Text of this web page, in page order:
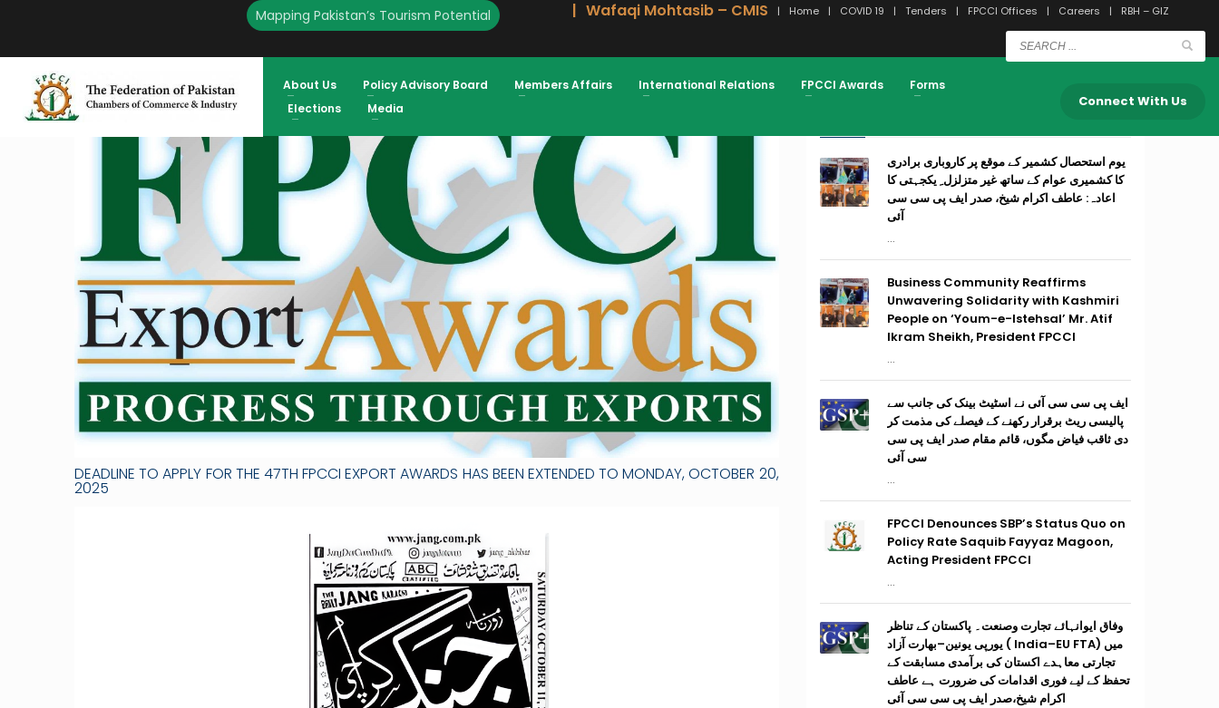
Mapping Pakistan’s Tourism Potential Wafaqi Mohtasib – CMIS Home COVID 19 Tenders FPCCI Offices Careers RBH – GIZ
About Us Policy Advisory Board Members Affairs International Relations FPCCI Awards
Forms
Elections
Media Connect With Us
20, 2025
DEADLINE TO APPLY FOR THE 47TH FPCCI EXPORT AWARDS HAS BEEN EXTENDED TO MONDAY, OCTOBER 20,
2025
یوم استحصال کشمیر کے موقع پر کاروباری برادری
کا کشمیری عوام کے ساتھ غیر متزلزل ِ یکجہتی کا
اعادہ: عاطف اکرام شیخ، صدر ایف پی سی سی
آئی
...
Business Community Reaffirms
Unwavering Solidarity with Kashmiri
People on ‘Youm-e-Istehsal’ Mr. Atif
Ikram Sheikh, President FPCCI
...
ایف پی سی سی آئی نے اسٹیٹ بینک کی جانب سے
پالیسی ریٹ برقرار رکھنے کے فیصلے کی مذمت کر
دی ثاقب فیاض مگوں، قائم مقام صدر ایف پی سی
سی آئی
...
FPCCI Denounces SBP’s Status Quo on
Policy Rate Saquib Fayyaz Magoon,
Acting President FPCCI
...
وفاق ایوانہائے تجارت وصنعت۔ پاکستان کے تناظر
میں (India–EU FTA ) یورپی یونین–بھارت آزاد
تجارتی معاہدے اکستان کی برآمدی مسابقت کے
تحفظ کے لیے فوری اقدامات کی ضرورت ہے عاطف
اکرام شیخ،صدر ایف پی سی سی آئی